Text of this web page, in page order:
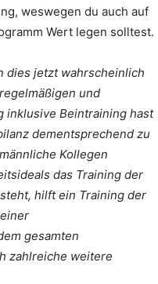
weswegen du auch auf
Wert legen solltest.
dies jetzt wahrscheinlich
und
inklusive Beintraining hast
dementsprechend zu
Kollegen
das Training der
hilft ein Training der
gesamten
zahlreiche weitere